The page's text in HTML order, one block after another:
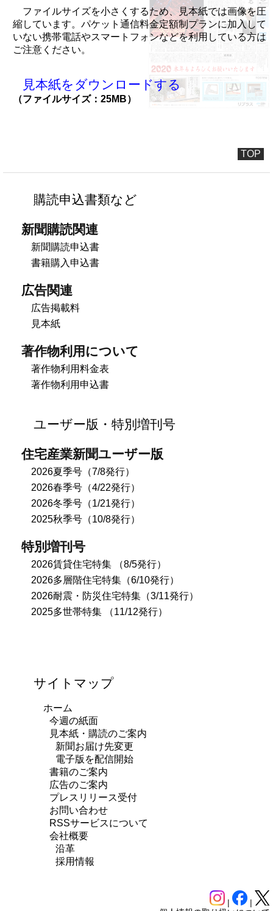
ファイルサイズを小さくするため、見本紙では画像を圧
縮しています。パケット通信料金定額制プランに加入して
いない携帯電話やスマートフォンなどを利用している方は
ご注意ください。
見本紙をダウンロードする
（ファイルサイズ：25MB）
TOP
購読申込書類など
新聞購読関連
新聞購読申込書
書籍購入申込書
広告関連
広告掲載料
見本紙
著作物利用について
著作物利用料金表
著作物利用申込書
ユーザー版・特別増刊号
住宅産業新聞ユーザー版
2026夏季号（7/8発行）
2026春季号（4/22発行）
2026冬季号（1/21発行）
2025秋季号（10/8発行）
特別増刊号
2026賃貸住宅特集 （8/5発行）
2026多層階住宅特集（6/10発行）
2026耐震・防災住宅特集（3/11発行）
2025多世帯特集 （11/12発行）
サイトマップ
ホーム
今週の紙面
見本紙・購読のご案内
新聞お届け先変更
電子版を配信開始
書籍のご案内
広告のご案内
プレスリリース受付
お問い合わせ
RSSサービスについて
会社概要
沿革
採用情報
|
|